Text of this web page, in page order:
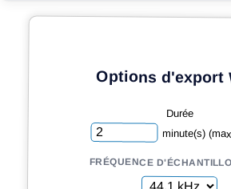
Options d'export
Durée
minute(s)
FRÉQUENCE